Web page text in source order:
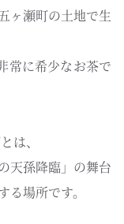
ヶ瀬町の土地で生
常に希少なお茶で
は、
天孫降臨」の舞台
場所です。